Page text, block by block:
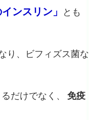
インスリン」
とも
り、ビフィズス菌な
だけでなく、
免疫